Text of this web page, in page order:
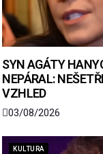
SYN AGÁTY
NEPÁRAL:
VZHLED
03/08/2026
KULTURA